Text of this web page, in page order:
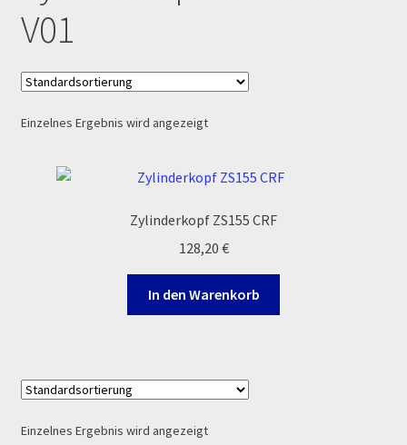
Datenschutzerklärung
Kasse
V01
Einzelnes Ergebnis wird angezeigt
Zylinderkopf ZS155 CRF
128,20 €
In den Warenkorb
Einzelnes Ergebnis wird angezeigt